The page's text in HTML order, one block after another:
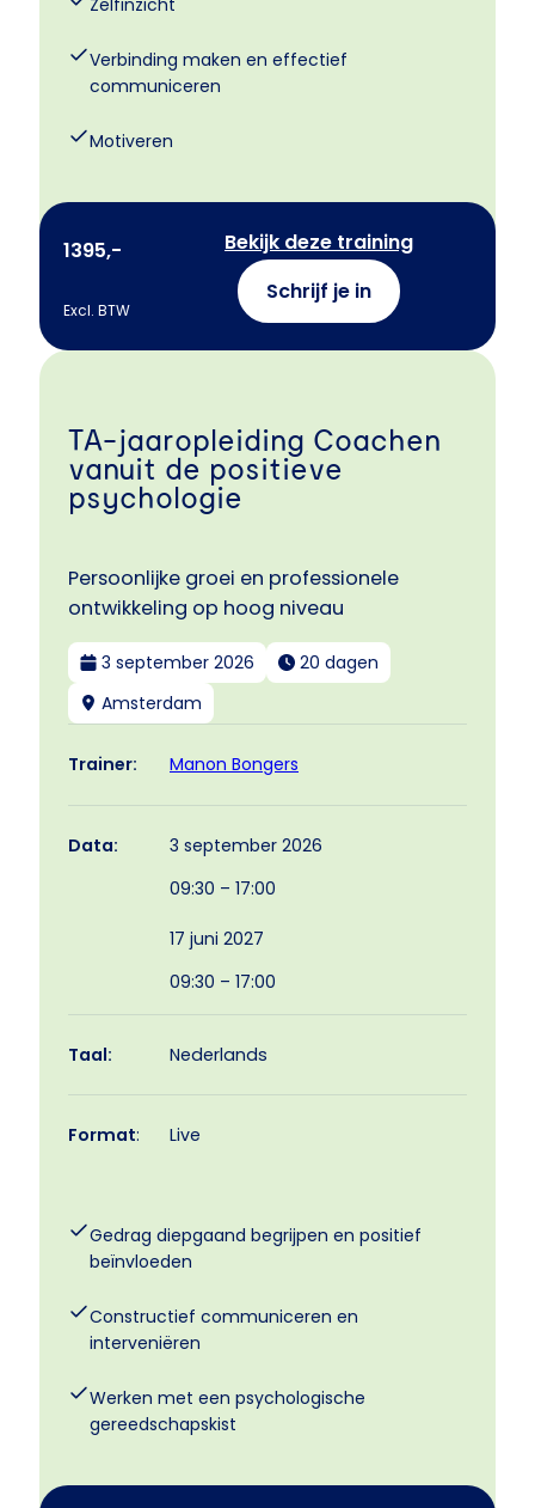
Verbinding maken en effectief
communiceren
Motiveren
1395,-
Excl. BTW
Bekijk deze training
Schrijf je in
TA-jaaropleiding Coachen
vanuit de positieve
psychologie
Persoonlijke groei en professionele
ontwikkeling op hoog niveau
3 september 2026
20 dagen
Amsterdam
Trainer: Manon Bongers
Data:
3 september 2026
09:30 – 17:00
17 juni 2027
09:30 – 17:00
Taal: Nederlands
Format: Live
Gedrag diepgaand begrijpen en positief
beïnvloeden
Constructief communiceren en
interveniëren
Werken met een psychologische
gereedschapskist